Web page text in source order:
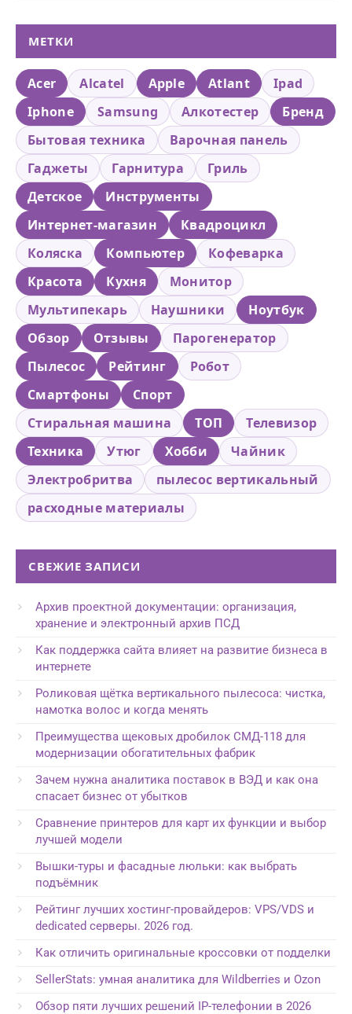
МЕТКИ
Acer Alcatel Apple Atlant
Ipad
Iphone
Samsung Алкотестер
Бренд
Бытовая техника
Варочная панель
Гаджеты
Гарнитура
Гриль
Детское
Инструменты
Интернет-магазин
Квадроцикл
Коляска
Компьютер
Кофеварка
Красота
Кухня
Монитор
Мультипекарь
Наушники
Ноутбук
Обзор
Отзывы
Парогенератор
Пылесос
Рейтинг
Робот
Смартфоны
Спорт
Стиральная машина
ТОП
Телевизор
Техника
Утюг Хобби
Чайник
Электробритва
пылесос вертикальный
расходные материалы
СВЕЖИЕ ЗАПИСИ
Архив проектной документации: организация,
хранение и электронный архив ПСД
Как поддержка сайта влияет на развитие бизнеса в
интернете
Роликовая щётка вертикального пылесоса: чистка,
намотка волос и когда менять
Преимущества щековых дробилок СМД-118 для
модернизации обогатительных фабрик
Зачем нужна аналитика поставок в ВЭД и как она
спасает бизнес от убытков
Сравнение принтеров для карт их функции и выбор
лучшей модели
Вышки-туры и фасадные люльки: как выбрать
подъёмник
Рейтинг лучших хостинг-провайдеров: VPS/VDS и
dedicated серверы. 2026 год.
Как отличить оригинальные кроссовки от подделки
SellerStats: умная аналитика для Wildberries и Ozon
Обзор пяти лучших решений IP-телефонии в 2026